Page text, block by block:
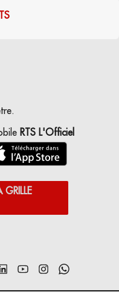
RTS L'Officiel
GRILLE